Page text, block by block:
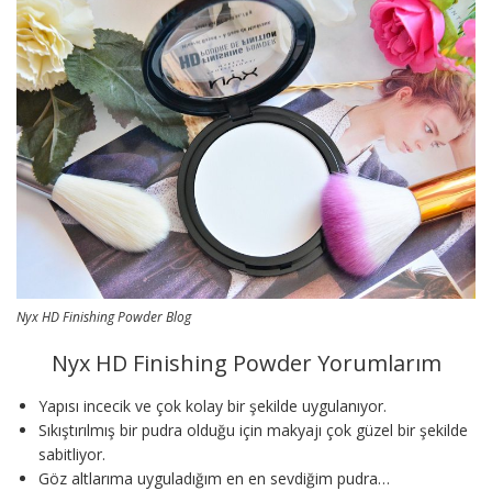
Nyx HD Finishing Powder Blog
Nyx HD Finishing Powder Yorumlarım
Yapısı incecik ve çok kolay bir şekilde uygulanıyor.
Sıkıştırılmış bir pudra olduğu için makyajı çok güzel bir şekilde
sabitliyor.
Göz altlarıma uyguladığım en en sevdiğim pudra…